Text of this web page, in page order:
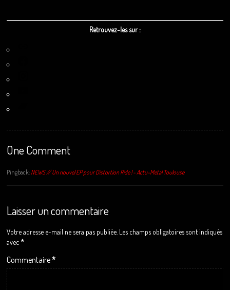
Retrouvez-les sur :
One Comment
Pingback: NEWS // Un nouvel EP pour Distortion Ride ! - Actu-Metal Toulouse
Laisser un commentaire
Votre adresse e-mail ne sera pas publiée. Les champs obligatoires sont indiqués
avec *
Commentaire*